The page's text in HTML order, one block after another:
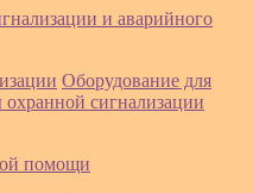
и аварийного
Оборудование для
сигнализации
помощи